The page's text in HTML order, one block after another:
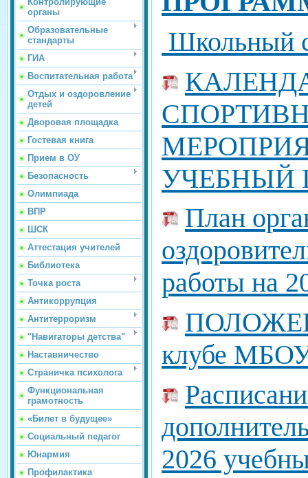
органы
Образовательные
стандарты
ГИА
Воспитательная работа
Отдых и оздоровление
детей
Дворовая площадка
Гостевая книга
Прием в ОУ
Безопасность
Олимпиада
ВПР
ШСК
Аттестация учителей
Библиотека
Точка роста
Антикоррупция
Антитерроризм
"Навигаторы детства"
Наставничество
Страничка психолога
Функциональная
грамотность
«Билет в будущее»
Социальный педагог
Юнармия
Профилактика
Школьный
УЧЕБНЫЙ
План
работы на
клубе
2026